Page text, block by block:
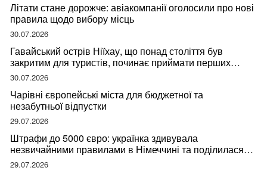
Літати стане дорожче: авіакомпанії оголосили про нові
правила щодо вибору місць
30.07.2026
Гавайський острів Ніїхау, що понад століття був
закритим для туристів, починає приймати перших
відвідувачів
30.07.2026
Чарівні європейські міста для бюджетної та
незабутньої відпустки
29.07.2026
Штрафи до 5000 євро: українка здивувала
незвичайними правилами в Німеччині та поділилася
правдою
29.07.2026